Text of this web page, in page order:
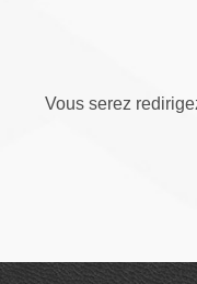
Vous serez